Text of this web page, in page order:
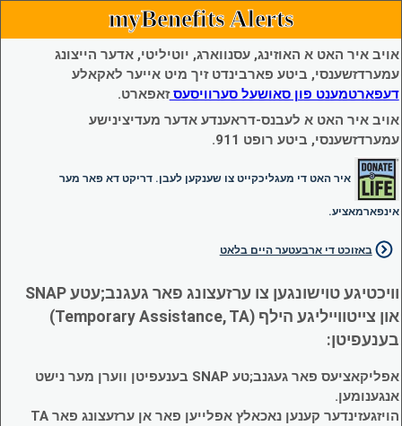
myBenefits Alerts
אויב איר האט א האוזינג, עסנווארג, יוטיליטי, אדער הייצונג
עמערדזשענסי, ביטע פארבינדט זיך מיט אייער לאקאלע
דעפארטמענט פון סאושעל סערוויסעסזאפארט.
אויב איר האט א לעבנס-דראענדע אדער מעדיצינישע
עמערדזשענסי, ביטע רופט 911.
איר האט די מעגליכקייט צו שענקען לעבן. דריקט דא פאר מער
אינפארמאציע.
באזוכט די ארבעטער היים בלאט
וויכטיגע טוישונגען צו ערזעצונג פאר געגנב;עטע SNAP
און צייטווייליגע הילף (Temporary Assistance, TA)
בענעפיטן:
אפליקאציעס פאר געגנב;טע SNAP בענעפיטן ווערן מער נישט
אנגענומען.
הויזגעזינדער קענען נאכאלץ אפּלייען פאר אן ערזעצונג פאר TA